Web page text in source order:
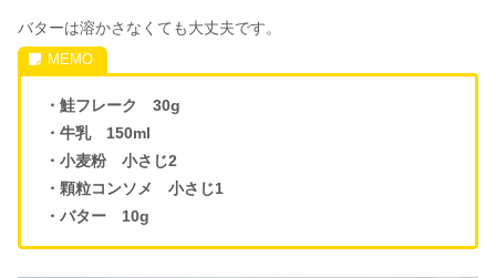
バターは溶かさなくても大丈夫です。
・鮭フレーク 30g
・牛乳 150ml
・小麦粉 小さじ2
・顆粒コンソメ 小さじ1
・バター 10g